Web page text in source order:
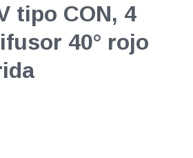
tipo CON, 4
40° rojo